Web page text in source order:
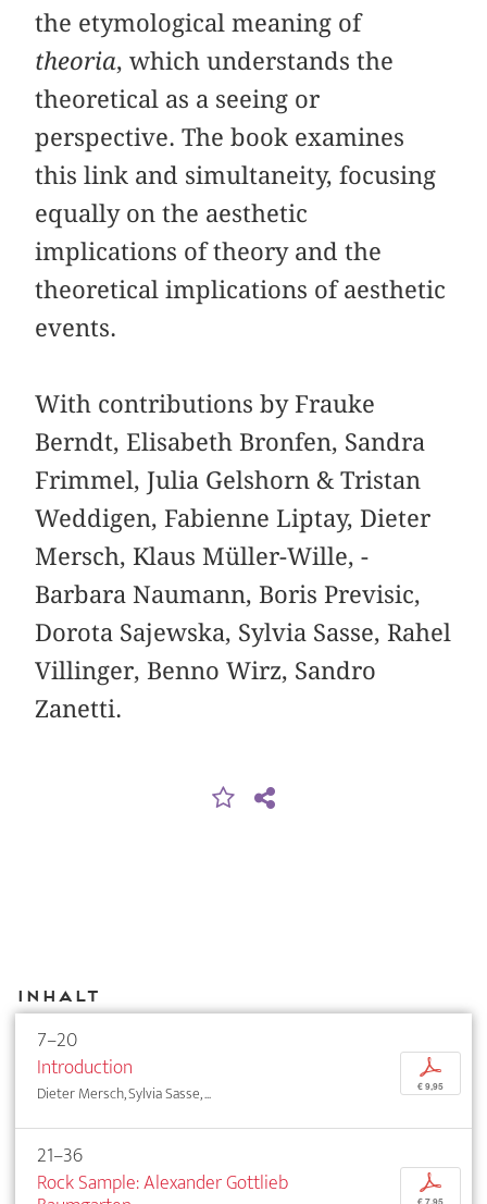
the etymological meaning of
theoria, which understands the
theoretical as a seeing or
perspective. The book examines
this link and simultaneity, focusing
equally on the aesthetic
implications of theory and the
theoretical implications of aesthetic
events.
With contributions by Frauke
Berndt, Elisabeth Bronfen, Sandra
Frimmel, Julia Gelshorn & Tristan
Weddigen, Fabienne Liptay, Dieter
Mersch, Klaus Müller-Wille, ­
Barbara Naumann, Boris Previsic,
Dorota Sajewska, ­Sylvia Sasse, Rahel
Villinger, Benno Wirz, Sandro
Zanetti.
Inhalt
7–20
Introduction
Dieter Mersch, Sylvia Sasse, ...
p
€ 9,95
21–36
Rock Sample: Alexander Gottlieb
p